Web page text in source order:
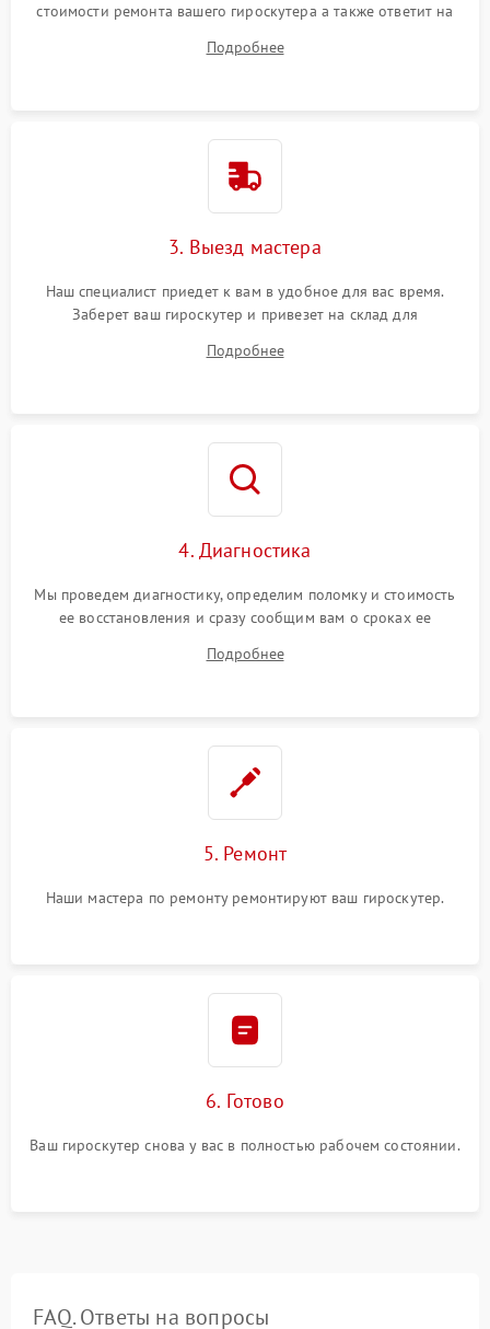
стоимости ремонта вашего гироскутера а также ответит на
Подробнее
3. Выезд мастера
Наш специалист приедет к вам в удобное для вас время.
Заберет ваш гироскутер и привезет на склад для
Подробнее
4. Диагностика
Мы проведем диагностику, определим поломку и стоимость
ее восстановления и сразу сообщим вам о сроках ее
Подробнее
5. Ремонт
Наши мастера по ремонту ремонтируют ваш гироскутер.
6. Готово
Ваш гироскутер снова у вас в полностью рабочем состоянии.
FAQ. Ответы на вопросы